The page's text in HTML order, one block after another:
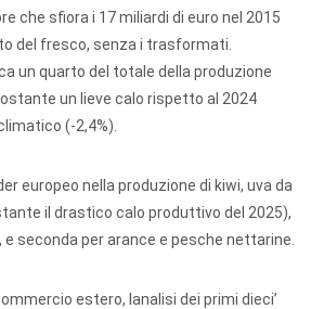
che sfiora i 17 miliardi di euro nel 2015
del fresco, senza i trasformati.
un quarto del totale della produzione
un lieve calo rispetto al 2024
(-2,4%).
europeo nella produzione di kiwi, uva da
il drastico calo produttivo del 2025),
seconda per arance e pesche nettarine.
estero, l ’analisi dei primi dieci